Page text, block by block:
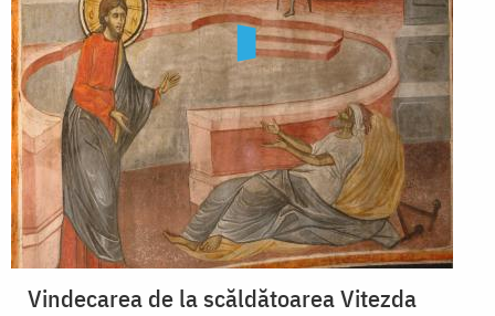
Vindecarea de la scăldătoarea Vitezda